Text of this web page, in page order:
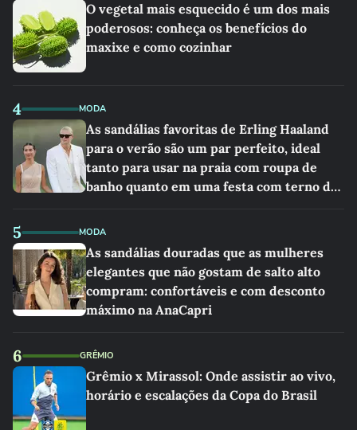
O vegetal mais esquecido é um dos mais
poderosos: conheça os benefícios do
maxixe e como cozinhar
4 MODA
As sandálias favoritas de Erling Haaland
para o verão são um par perfeito, ideal
tanto para usar na praia com roupa de
banho quanto em uma festa com terno de
5 MODA
As sandálias douradas que as mulheres
elegantes que não gostam de salto alto
compram: confortáveis e com desconto
máximo na AnaCapri
6 GRÊMIO
Grêmio x Mirassol: Onde assistir ao vivo,
horário e escalações da Copa do Brasil